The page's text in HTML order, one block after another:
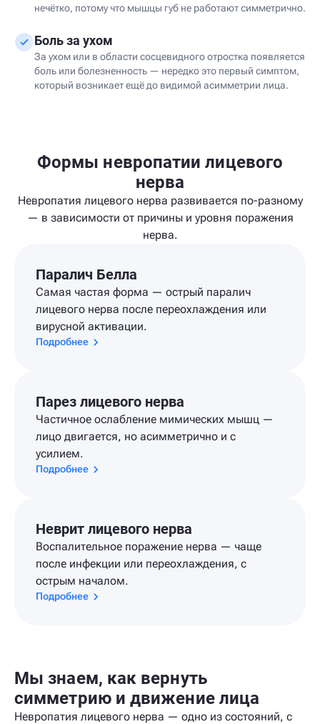
нечётко, потому что мышцы губ не работают симметрично.
Боль за ухом
За ухом или в области сосцевидного отростка появляется
боль или болезненность — нередко это первый симптом,
который возникает ещё до видимой асимметрии лица.
Формы невропатии лицевого
нерва
Невропатия лицевого нерва развивается по-разному
— в зависимости от причины и уровня поражения
нерва.
Паралич Белла
Самая частая форма — острый паралич
лицевого нерва после переохлаждения или
вирусной активации.
Подробнее
Парез лицевого нерва
Частичное ослабление мимических мышц —
лицо двигается, но асимметрично и с
усилием.
Подробнее
Неврит лицевого нерва
Воспалительное поражение нерва — чаще
после инфекции или переохлаждения, с
острым началом.
Подробнее
Мы знаем, как вернуть
симметрию и движение лица
Невропатия лицевого нерва — одно из состояний, с